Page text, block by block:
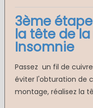
3ème
la tête de
Insomnie
Passez un fil de
éviter l'obturation de
montage, réalisez la